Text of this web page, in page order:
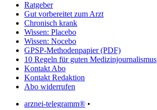
Ratgeber
Gut vorbereitet zum Arzt
Chronisch krank
Wissen: Placebo
Wissen: Nocebo
GPSP-Methodenpapier (PDF)
10 Regeln für guten Medizinjournalismus
Kontakt Abo
Kontakt Redaktion
Abo widerrufen
arznei-telegramm® •